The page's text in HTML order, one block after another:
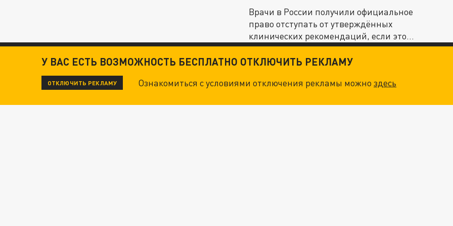
Врачи в России получили официальное
право отступать от утверждённых
клинических рекомендаций, если это...
У ВАС ЕСТЬ ВОЗМОЖНОСТЬ БЕСПЛАТНО ОТКЛЮЧИТЬ РЕКЛАМУ
ОТКЛЮЧИТЬ РЕКЛАМУ Ознакомиться с условиями отключения рекламы можноздесь